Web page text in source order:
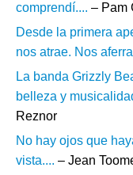
comprendí.... – Pam
Desde la primera
nos atrae. Nos
La banda Grizzly
belleza y
Reznor
No hay ojos que
vista.... – Jean